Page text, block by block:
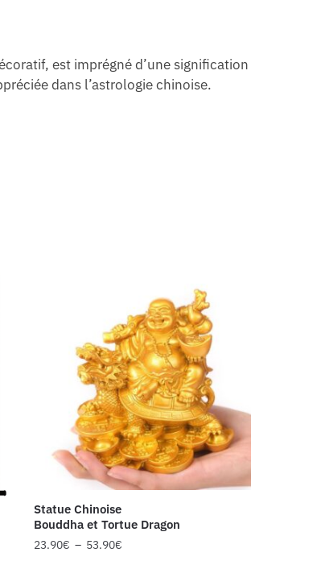
est imprégné d’une signification
dans l’astrologie chinoise.
Statue Chinoise
Bouddha et Tortue Dragon
23.90€ – 53.90€